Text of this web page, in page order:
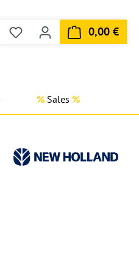
Du hast 0 Produkte auf
0,00 €
Sales